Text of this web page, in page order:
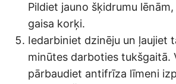
Pildiet jauno šķidrumu
gaisa korķi.
Iedarbiniet dzinēju un ļaujiet
minūtes darboties tukšgaitā.
pārbaudiet antifrīza līmeni